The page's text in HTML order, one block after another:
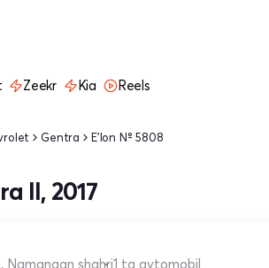
Zeekr Kia Reels
Gentra E'lon № 5808
II, 2017
Namangan shahri1 ta avtomobil